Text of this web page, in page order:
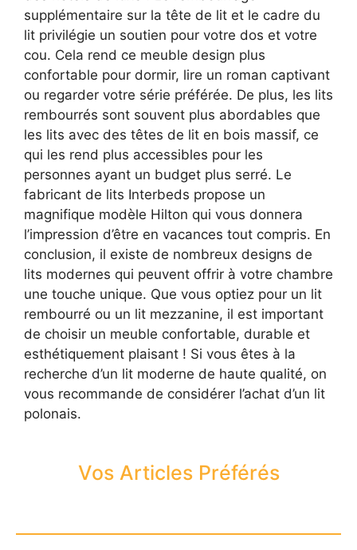
supplémentaire sur la tête de lit et le cadre du
lit privilégie un soutien pour votre dos et votre
cou. Cela rend ce meuble design plus
confortable pour dormir, lire un roman captivant
ou regarder votre série préférée. De plus, les lits
rembourrés sont souvent plus abordables que
les lits avec des têtes de lit en bois massif, ce
qui les rend plus accessibles pour les
personnes ayant un budget plus serré. Le
fabricant de lits Interbeds propose un
magnifique modèle Hilton qui vous donnera
l’impression d’être en vacances tout compris. En
conclusion, il existe de nombreux designs de
lits modernes qui peuvent offrir à votre chambre
une touche unique. Que vous optiez pour un lit
rembourré ou un lit mezzanine, il est important
de choisir un meuble confortable, durable et
esthétiquement plaisant ! Si vous êtes à la
recherche d’un lit moderne de haute qualité, on
vous recommande de considérer l’achat d’un lit
polonais.
Vos Articles Préférés